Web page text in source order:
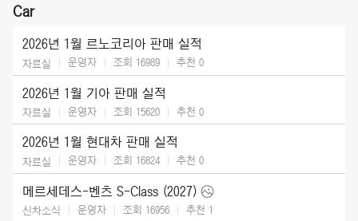
Car
2026년 1월 르노코리아 판매 실적
자료실 운영자 조회 16989 추천 0
2026년 1월 기아 판매 실적
자료실 운영자 조회 15620 추천 0
2026년 1월 현대차 판매 실적
자료실 운영자 조회 16824 추천 0
메르세데스-벤츠 S-Class (2027)
신차소식 운영자 조회 16956 추천 1